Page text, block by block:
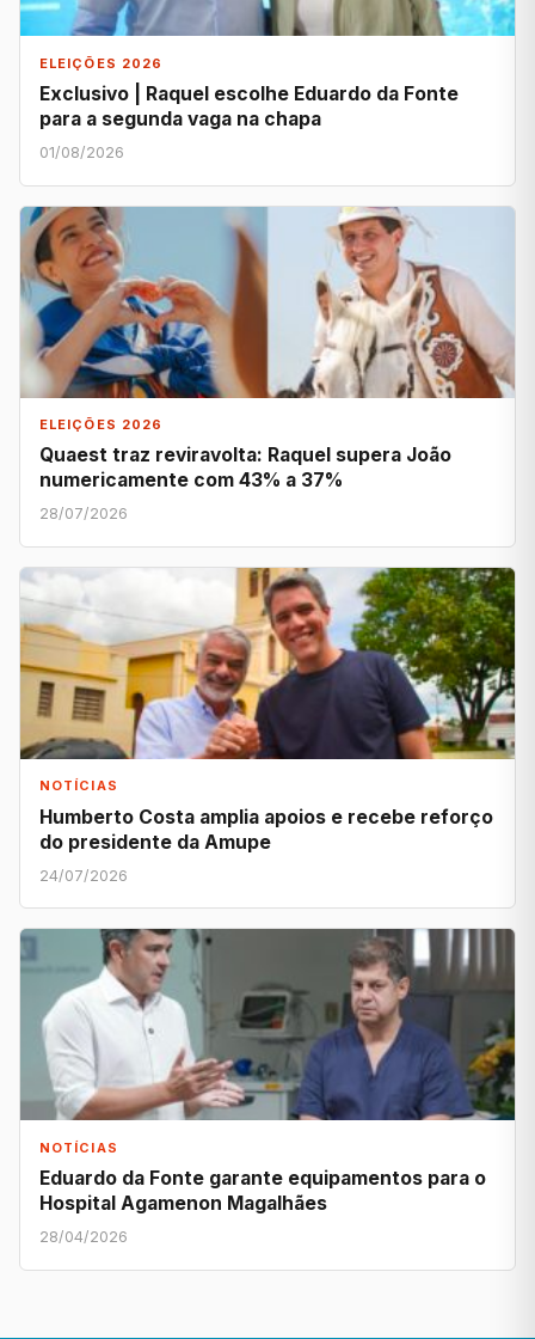
ELEIÇÕES 2026
Exclusivo | Raquel escolhe Eduardo da Fonte
para a segunda vaga na chapa
01/08/2026
ELEIÇÕES 2026
Quaest traz reviravolta: Raquel supera João
numericamente com 43% a 37%
28/07/2026
NOTÍCIAS
Humberto Costa amplia apoios e recebe reforço
do presidente da Amupe
24/07/2026
NOTÍCIAS
Eduardo da Fonte garante equipamentos para o
Hospital Agamenon Magalhães
28/04/2026